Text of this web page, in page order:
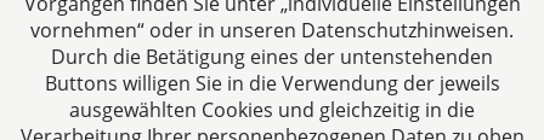
Impressum
vornehmen“ oder in unseren Datenschutzhinweisen.
Durch die Betätigung eines der untenstehenden
Buttons willigen Sie in die Verwendung der jeweils
ausgewählten Cookies und gleichzeitig in die